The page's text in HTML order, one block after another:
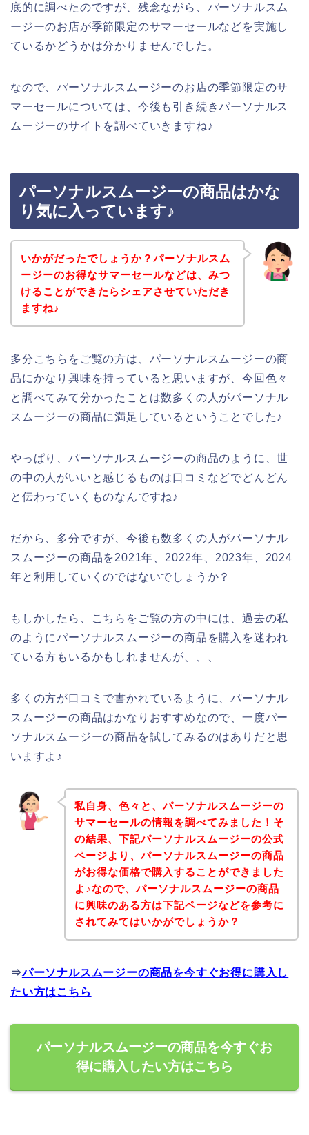
底的に調べたのですが、残念ながら、パーソナルスム
ージーのお店が季節限定のサマーセールなどを実施し
ているかどうかは分かりませんでした。
なので、パーソナルスムージーのお店の季節限定のサ
マーセールについては、今後も引き続きパーソナルス
ムージーのサイトを調べていきますね♪
パーソナルスムージーの商品はかな
り気に入っています♪
いかがだったでしょうか？パーソナルスム
ージーのお得なサマーセールなどは、みつ
けることができたらシェアさせていただき
ますね♪
多分こちらをご覧の方は、パーソナルスムージーの商
品にかなり興味を持っていると思いますが、今回色々
と調べてみて分かったことは数多くの人がパーソナル
スムージーの商品に満足しているということでした♪
やっぱり、パーソナルスムージーの商品のように、世
の中の人がいいと感じるものは口コミなどでどんどん
と伝わっていくものなんですね♪
だから、多分ですが、今後も数多くの人がパーソナル
スムージーの商品を2021年、2022年、2023年、2024
年と利用していくのではないでしょうか？
もしかしたら、こちらをご覧の方の中には、過去の私
のようにパーソナルスムージーの商品を購入を迷われ
ている方もいるかもしれませんが、、、
多くの方が口コミで書かれているように、パーソナル
スムージーの商品はかなりおすすめなので、一度パー
ソナルスムージーの商品を試してみるのはありだと思
いますよ♪
私自身、色々と、パーソナルスムージーの
サマーセールの情報を調べてみました！そ
の結果、下記パーソナルスムージーの公式
ページより、パーソナルスムージーの商品
がお得な価格で購入することができました
よ♪なので、パーソナルスムージーの商品
に興味のある方は下記ページなどを参考に
されてみてはいかがでしょうか？
⇒パーソナルスムージーの商品を今すぐお得に購入し
たい方はこちら
パーソナルスムージーの商品を今すぐお
得に購入したい方はこちら